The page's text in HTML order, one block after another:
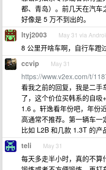
都、青岛）。前几天在汽车
好像是 5 万不到出的。
ltyj2003 May 31 via
8 公里开啥车啊，自行车蹬
ccvip May 31
https://www.v2ex.com/t/
看我之前的回复，我是二手
了，这个价位买韩系的自吸
1.6 。轩逸看年份吧，年份
高通常不推荐。第一辆车一
比如 L2B 和几款 1.3T 的产
teli May 31
每天多走半小时，真的不算